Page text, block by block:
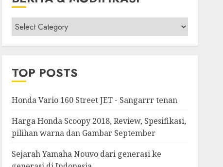
Berita
&
Modifikasi
TOP POSTS
Honda Vario 160 Street JET - Sangarrr tenan
Harga Honda Scoopy 2018, Review, Spesifikasi,
pilihan warna dan Gambar September
Sejarah Yamaha Nouvo dari generasi ke